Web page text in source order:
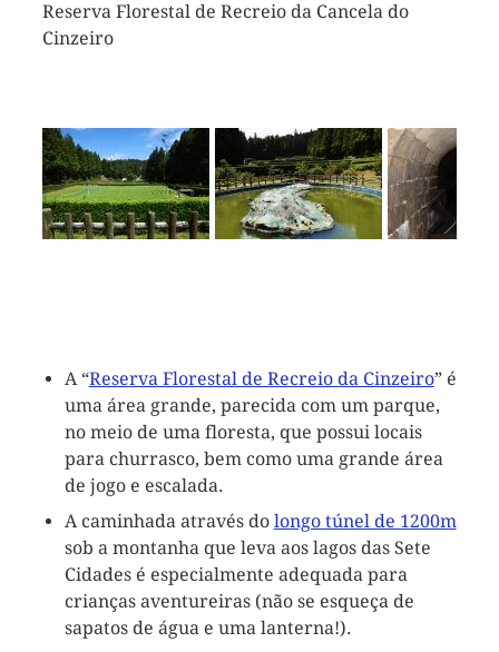
Reserva Florestal de Recreio da Cancela do
Cinzeiro
Túnel para Sete Cidades
A “Reserva Florestal de Recreio da Cinzeiro” é
uma área grande, parecida com um parque,
no meio de uma floresta, que possui locais
para churrasco, bem como uma grande área
de jogo e escalada.
A caminhada através do longo túnel de 1200m
sob a montanha que leva aos lagos das Sete
Cidades é especialmente adequada para
crianças aventureiras (não se esqueça de
sapatos de água e uma lanterna!).